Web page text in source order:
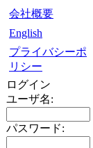
会社概要
English
プライバシーポ
リシー
ログイン
ユーザ名:
パスワード: